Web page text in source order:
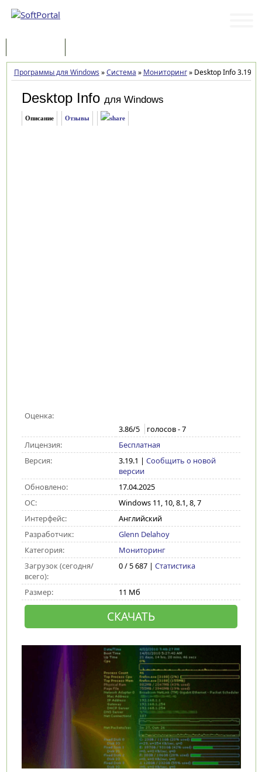
Программы для Windows »Система » Мониторинг»Desktop Info 3.19.1
Desktop Info для Windows
Описание Отзывы
Оценка:
3.86/5 голосов -7
Лицензия:
Бесплатная
Версия:
3.19.1 | Сообщить о новой
версии
Обновлено:
17.04.2025
ОС:
Windows 11, 10, 8.1, 8, 7
Интерфейс:
Английский
Разработчик:
Glenn Delahoy
Категория:
Мониторинг
Загрузок (сегодня/
всего):
0 / 5 687 | Статистика
Размер: 11 Мб
СКАЧАТЬ